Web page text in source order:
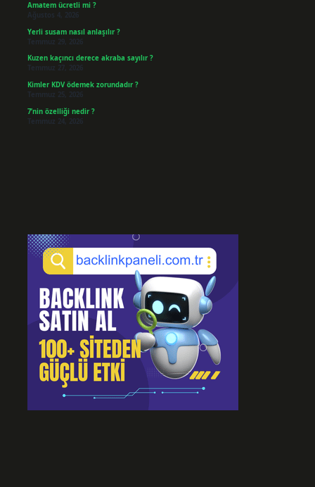
Amatem ücretli mi ?
Ağustos 4, 2026
Yerli susam nasıl anlaşılır ?
Temmuz 29, 2026
Kuzen kaçıncı derece akraba sayılır ?
Temmuz 27, 2026
Kimler KDV ödemek zorundadır ?
Temmuz 25, 2026
7’nin özelliği nedir ?
Temmuz 24, 2026